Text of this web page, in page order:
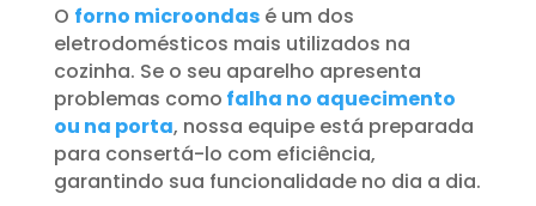
O forno microondasé um dos
eletrodomésticos mais utilizados na
cozinha. Se o seu aparelho apresenta
problemas como falha no aquecimento
ou na porta, nossa equipe está preparada
para consertá-lo com eficiência,
garantindo sua funcionalidade no dia a dia.